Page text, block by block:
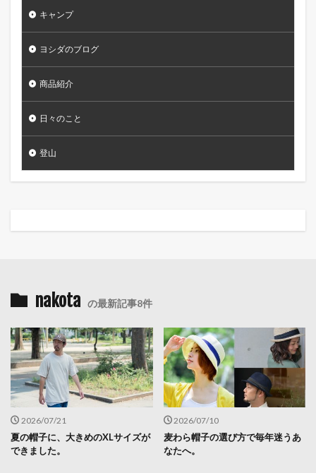
キャンプ
ヨシダのブログ
商品紹介
日々のこと
登山
nakota の最新記事8件
2026/07/21
夏の帽子に、大きめのXLサイズが
できました。
2026/07/10
麦わら帽子の選び方で毎年迷うあ
なたへ。